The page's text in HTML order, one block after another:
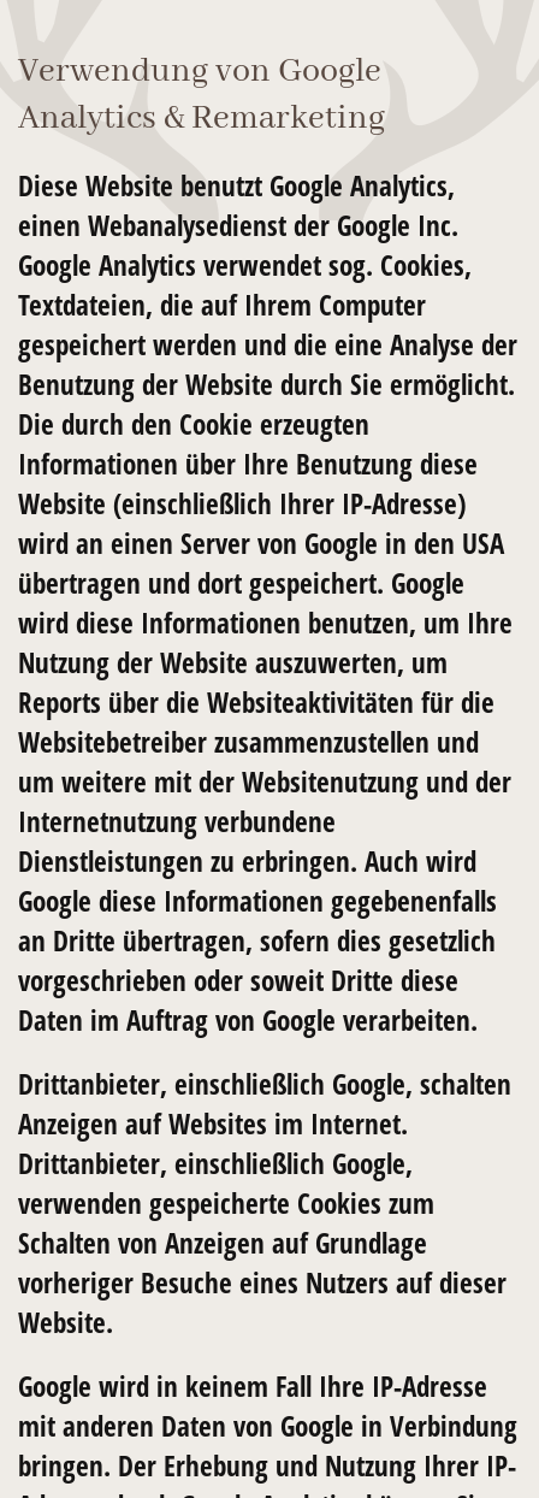
Verwendung von Google
Analytics & Remarketing
Diese Website benutzt Google Analytics,
einen Webanalysedienst der Google Inc.
Google Analytics verwendet sog. Cookies,
Textdateien, die auf Ihrem Computer
gespeichert werden und die eine Analyse der
Benutzung der Website durch Sie ermöglicht.
Die durch den Cookie erzeugten
Informationen über Ihre Benutzung diese
Website (einschließlich Ihrer IP-Adresse)
wird an einen Server von Google in den USA
übertragen und dort gespeichert. Google
wird diese Informationen benutzen, um Ihre
Nutzung der Website auszuwerten, um
Reports über die Websiteaktivitäten für die
Websitebetreiber zusammenzustellen und
um weitere mit der Websitenutzung und der
Internetnutzung verbundene
Dienstleistungen zu erbringen. Auch wird
Google diese Informationen gegebenenfalls
an Dritte übertragen, sofern dies gesetzlich
vorgeschrieben oder soweit Dritte diese
Daten im Auftrag von Google verarbeiten.
Drittanbieter, einschließlich Google, schalten
Anzeigen auf Websites im Internet.
Drittanbieter, einschließlich Google,
verwenden gespeicherte Cookies zum
Schalten von Anzeigen auf Grundlage
vorheriger Besuche eines Nutzers auf dieser
Website.
Google wird in keinem Fall Ihre IP-Adresse
mit anderen Daten von Google in Verbindung
bringen. Der Erhebung und Nutzung Ihrer IP-